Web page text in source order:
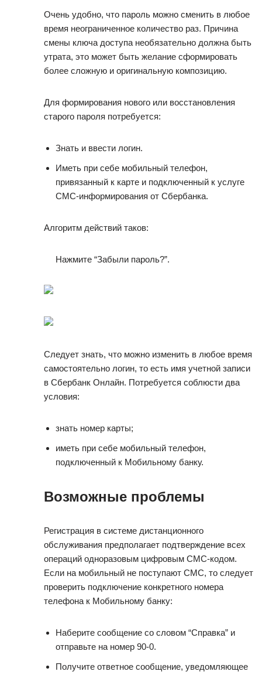
Очень удобно, что пароль можно сменить в любое
время неограниченное количество раз. Причина
смены ключа доступа необязательно должна быть
утрата, это может быть желание сформировать
более сложную и оригинальную композицию.
Для формирования нового или восстановления
старого пароля потребуется:
Знать и ввести логин.
Иметь при себе мобильный телефон,
привязанный к карте и подключенный к услуге
СМС-информирования от Сбербанка.
Алгоритм действий таков:
Нажмите “Забыли пароль?”.
Следует знать, что можно изменить в любое время
самостоятельно логин, то есть имя учетной записи
в Сбербанк Онлайн. Потребуется соблюсти два
условия:
знать номер карты;
иметь при себе мобильный телефон,
подключенный к Мобильному банку.
Возможные проблемы
Регистрация в системе дистанционного
обслуживания предполагает подтверждение всех
операций одноразовым цифровым СМС-кодом.
Если на мобильный не поступают СМС, то следует
проверить подключение конкретного номера
телефона к Мобильному банку:
Наберите сообщение со словом “Справка” и
отправьте на номер 90-0.
Получите ответное сообщение, уведомляющее